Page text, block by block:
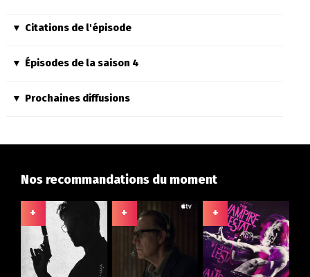
Citations de l'épisode
Épisodes de la saison 4
Prochaines diffusions
Nos recommandations du moment
+ + +